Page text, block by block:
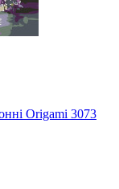
Origami 3073